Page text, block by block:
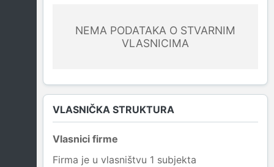
NEMA PODATAKA O STVARNIM
VLASNICIMA
VLASNIČKA STRUKTURA
Vlasnici firme
Firma je u vlasništvu 1 subjekta